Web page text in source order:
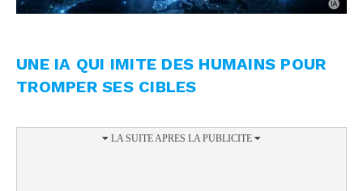
UNE IA QUI IMITE DES HUMAINS POUR
TROMPER SES CIBLES